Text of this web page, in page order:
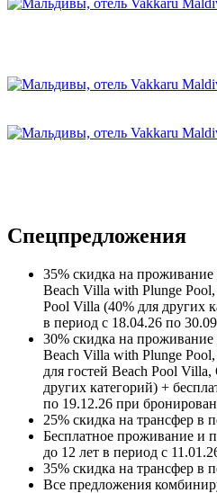
Спецпредложения
35% скидка на
Beach Villa with Plunge
Pool Villa (40% для других
в период с 18.04.26 по
30% скидка на
Beach Villa with Plunge
для гостей Beach Pool
других категорий) +
по 19.12.26 при
25% скидка на трансфер в
Бесплатное проживание и
до 12 лет в период с
35% скидка на трансфер в
Все предложения